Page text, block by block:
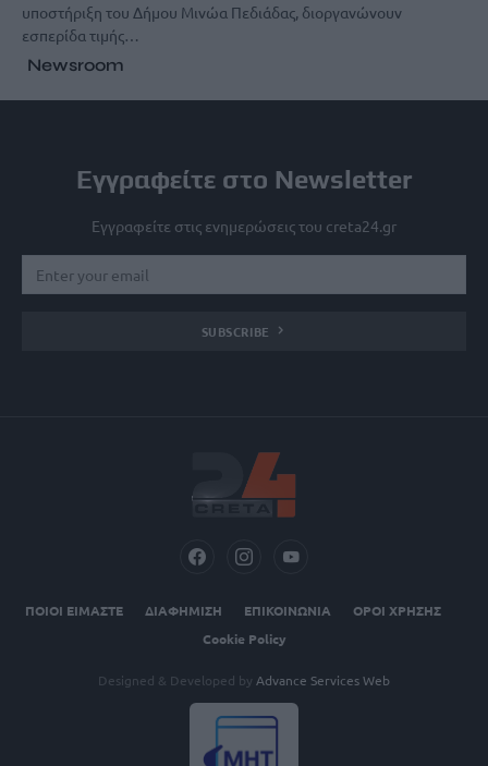
υποστήριξη του Δήμου Μινώα Πεδιάδας, διοργανώνουν
εσπερίδα τιμής…
Newsroom
Εγγραφείτε στο Newsletter
Εγγραφείτε στις ενημερώσεις του creta24.gr
SUBSCRIBE
ΠΟΙΟΙ ΕΙΜΑΣΤΕ ΔΙΑΦΗΜΙΣΗ ΕΠΙΚΟΙΝΩΝΙΑ
ΟΡΟΙ ΧΡΗΣΗΣ
Cookie Policy
Designed & Developed by Advance Services Web